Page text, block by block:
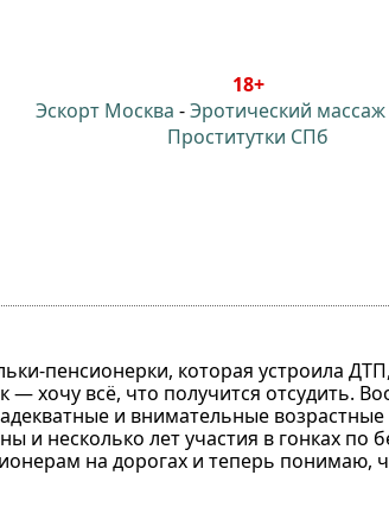
18+
Эскорт Москва -Эротический
Проститутки СПб
пенсионерки, которая устроила
— хочу всё, что получится отсудить.
и внимательные возрастные
несколько лет участия в гонках по
на дорогах и теперь понимаю,